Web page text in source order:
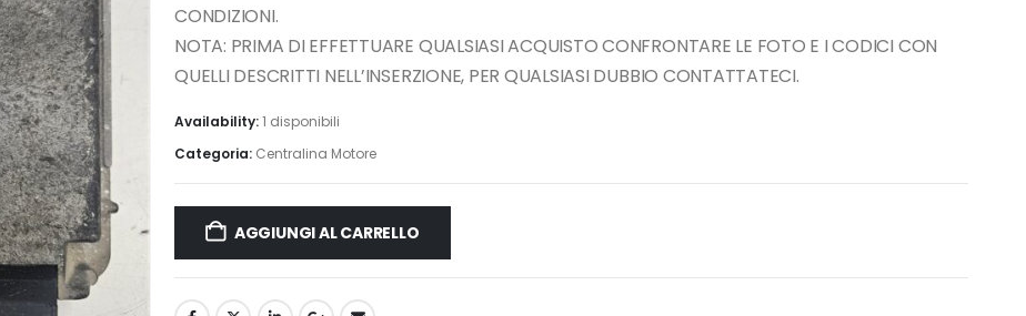
CONDIZIONI.
NOTA: PRIMA DI EFFETTUARE QUALSIASI ACQUISTO CONFRONTARE LE FOTO E I CODICI CON
QUELLI DESCRITTI NELL’INSERZIONE, PER QUALSIASI DUBBIO CONTATTATECI.
Availability:1 disponibili
Categoria: Centralina Motore
AGGIUNGI AL CARRELLO